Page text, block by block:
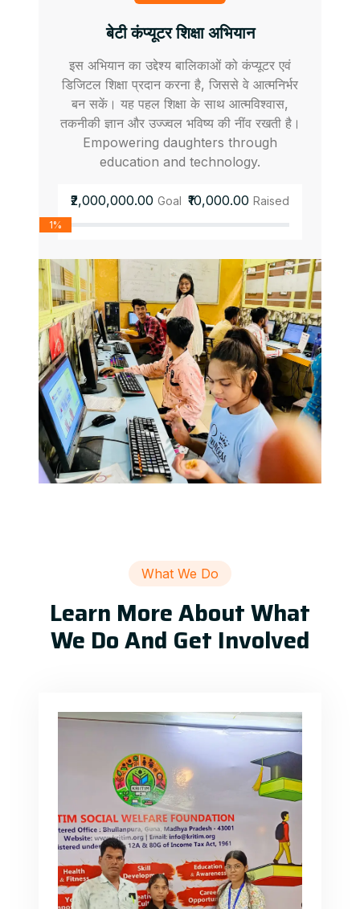
बेटी कंप्यूटर शिक्षा अभियान
इस अभियान का उद्देश्य बालिकाओं को कंप्यूटर एवं
डिजिटल शिक्षा प्रदान करना है, जिससे वे आत्मनिर्भर
बन सकें। यह पहल शिक्षा के साथ आत्मविश्वास,
तकनीकी ज्ञान और उज्ज्वल भविष्य की नींव रखती है।
Empowering daughters through
education and technology.
₹2,000,000.00 Goal ₹10,000.00 Raised
1%
What We Do
Learn More About What
We Do And Get Involved